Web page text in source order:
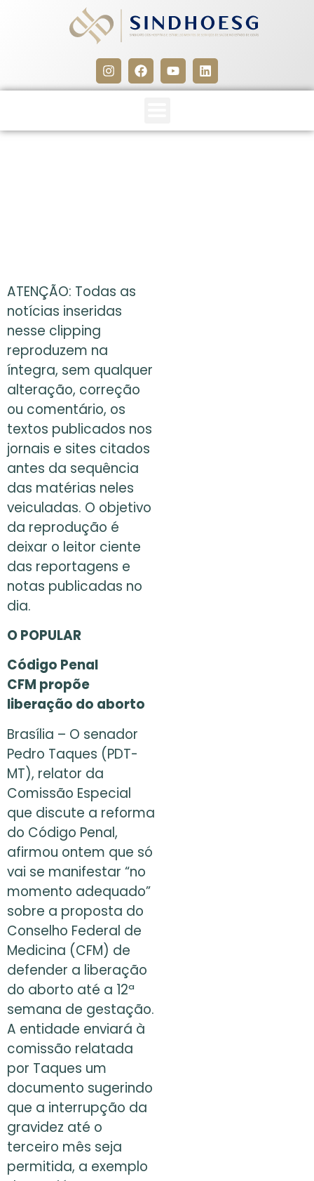
ATENÇÃO: Todas as
notícias inseridas
nesse clipping
reproduzem na
íntegra, sem qualquer
alteração, correção
ou comentário, os
textos publicados nos
jornais e sites citados
antes da sequência
das matérias neles
veiculadas. O objetivo
da reprodução é
deixar o leitor ciente
das reportagens e
notas publicadas no
dia.
O POPULAR
Código Penal
CFM propõe
liberação do aborto
Brasília – O senador
Pedro Taques (PDT-
MT), relator da
Comissão Especial
que discute a reforma
do Código Penal,
afirmou ontem que só
vai se manifestar “no
momento adequado”
sobre a proposta do
Conselho Federal de
Medicina (CFM) de
defender a liberação
do aborto até a 12ª
semana de gestação.
A entidade enviará à
comissão relatada
por Taques um
documento sugerindo
que a interrupção da
gravidez até o
terceiro mês seja
permitida, a exemplo